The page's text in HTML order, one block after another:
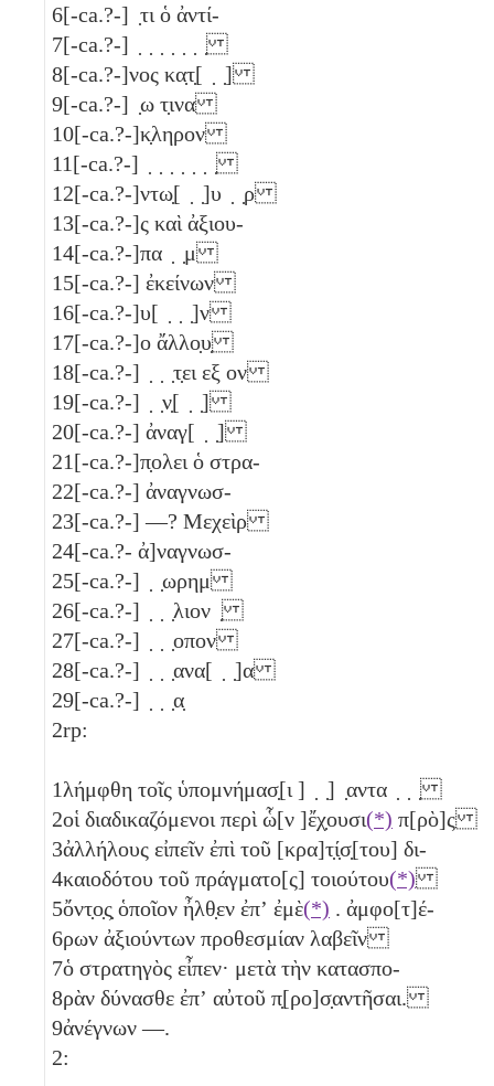
6[-ca.?-] ̣τι ὁ ἀντί-
7[-ca.?-] ̣ ̣ ̣ ̣ ̣ ̣ ̣
8[-ca.?-]νος κα̣τ̣[ ̣ ̣]
9[-ca.?-] ̣ω τ̣ινα
10[-ca.?-]κ̣ληρον
11[-ca.?-] ̣ ̣ ̣ ̣ ̣ ̣ ̣
12[-ca.?-]ντω̣[ ̣ ̣]υ ̣ ̣ρ
13[-ca.?-]ς καὶ ἀξιου-
14[-ca.?-]πα ̣ ̣μ
15[-ca.?-] ἐκείνων
16[-ca.?-]υ[ ̣ ̣ ̣]ν
17[-ca.?-]ο ἄλλο̣υ̣
18[-ca.?-] ̣ ̣ ̣τ̣ει εξ ον
19[-ca.?-] ̣ ̣ν̣[ ̣ ̣]
20[-ca.?-] ἀναγ[ ̣ ̣]
21[-ca.?-]π̣ολει ὁ στρα-
22[-ca.?-] ἀναγνωσ-
23[-ca.?-] —? Μεχεὶρ
24[-ca.?- ἀ]ναγνωσ-
25[-ca.?-] ̣ ̣ωρημ
26[-ca.?-] ̣ ̣ ̣λιον ̣
27[-ca.?-] ̣ ̣ ̣οπον
28[-ca.?-] ̣ ̣ ̣ανα[ ̣ ̣]α
29[-ca.?-] ̣ ̣ ̣α̣
2rp:
1λήμφθη τοῖς ὑπομνήμασ̣[ι ] ̣ ̣] ̣αντα ̣ ̣ ̣
2οἱ διαδικαζόμενοι περὶ ὧ[ν ]ἔχ̣ουσι(*) π[ρὸ]ς
3ἀλλήλους εἰπεῖν ἐπὶ τοῦ [κρα]τ̣ί̣σ̣[του] δι-
4καιοδότου τοῦ πράγματο[ς] τοιούτου(*)
5ὄντ̣ο̣ς̣ ὁποῖον ἦλθ̣εν ἐπʼ ἐμὲ(*) . ἀμφο[τ]έ-
6ρων ἀξιούντων προθεσμίαν λαβεῖν
7ὁ στρατηγὸς εἶπεν· μετὰ τὴν κατασπο-
8ρὰν δύνασθε ἐπʼ αὐτοῦ π̣[ρο]σ̣αντῆσαι.
9ἀνέγνων ―.
2: